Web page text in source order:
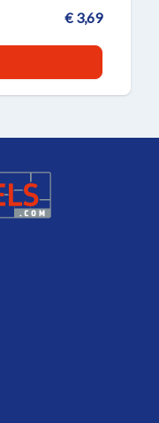
€ 3,69